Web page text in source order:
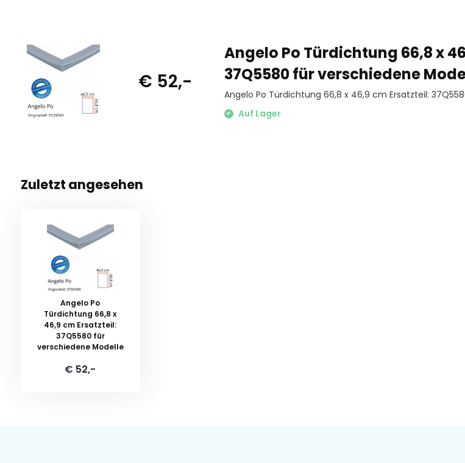
€ 52,-
Angelo Po Türdichtung 66,8 x
37Q5580 für verschiedene
Angelo Po Türdichtung 66,8 x 46,9 cm Ersatzteil:
Auf Lager
Zuletzt angesehen
Angelo Po
Türdichtung 66,8 x
46,9 cm Ersatzteil:
37Q5580 für
verschiedene Modelle
€ 52,-